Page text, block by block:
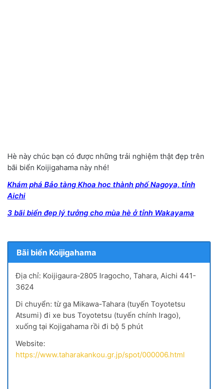
Hè này chúc bạn có được những trải nghiệm thật đẹp trên
bãi biển Koijigahama này nhé!
Khám phá Bảo tàng Khoa học thành phố Nagoya, tỉnh
Aichi
3 bãi biển đẹp lý tưởng cho mùa hè ở tỉnh Wakayama
Bãi biển Koijigahama
Địa chỉ: Koijigaura-2805 Iragocho, Tahara, Aichi 441-
3624
Di chuyển: từ ga Mikawa-Tahara (tuyến Toyotetsu
Atsumi) đi xe bus Toyotetsu (tuyến chính Irago),
xuống tại Kojigahama rồi đi bộ 5 phút
Website:
https://www.taharakankou.gr.jp/spot/000006.html